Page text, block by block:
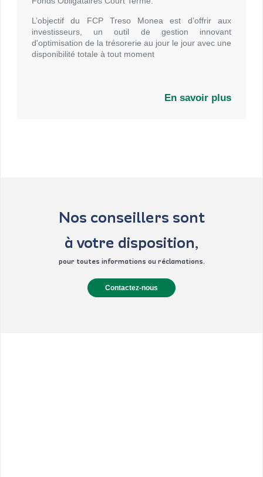
L’objectif du FCP Treso Monea est d’offrir aux
investisseurs, un outil de gestion innovant
d'optimisation de la trésorerie au jour le jour avec une
disponibilité totale à tout moment
En savoir plus
Nos conseillers sont
à votre disposition,
pour toutes informations ou réclamations.
Contactez-nous